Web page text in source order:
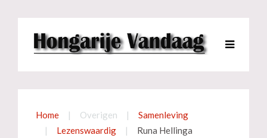
Home Overigen
Samenleving
Lezenswaardig
Runa Hellinga